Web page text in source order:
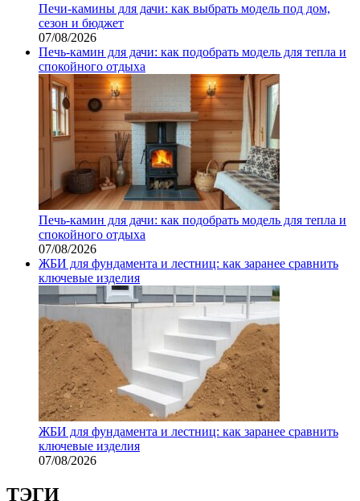
Печи-камины для дачи: как выбрать модель под дом,
сезон и бюджет
07/08/2026
Печь-камин для дачи: как подобрать модель для тепла и
спокойного отдыха
Печь-камин для дачи: как подобрать модель для тепла и
спокойного отдыха
07/08/2026
ЖБИ для фундамента и лестниц: как заранее сравнить
ключевые изделия
ЖБИ для фундамента и лестниц: как заранее сравнить
ключевые изделия
07/08/2026
ТЭГИ